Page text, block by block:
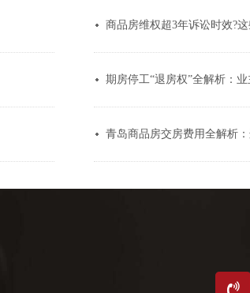
商品房维权超3年诉讼时效?
期房停工“退房权”全解析：
青岛商品房交房费用全解析